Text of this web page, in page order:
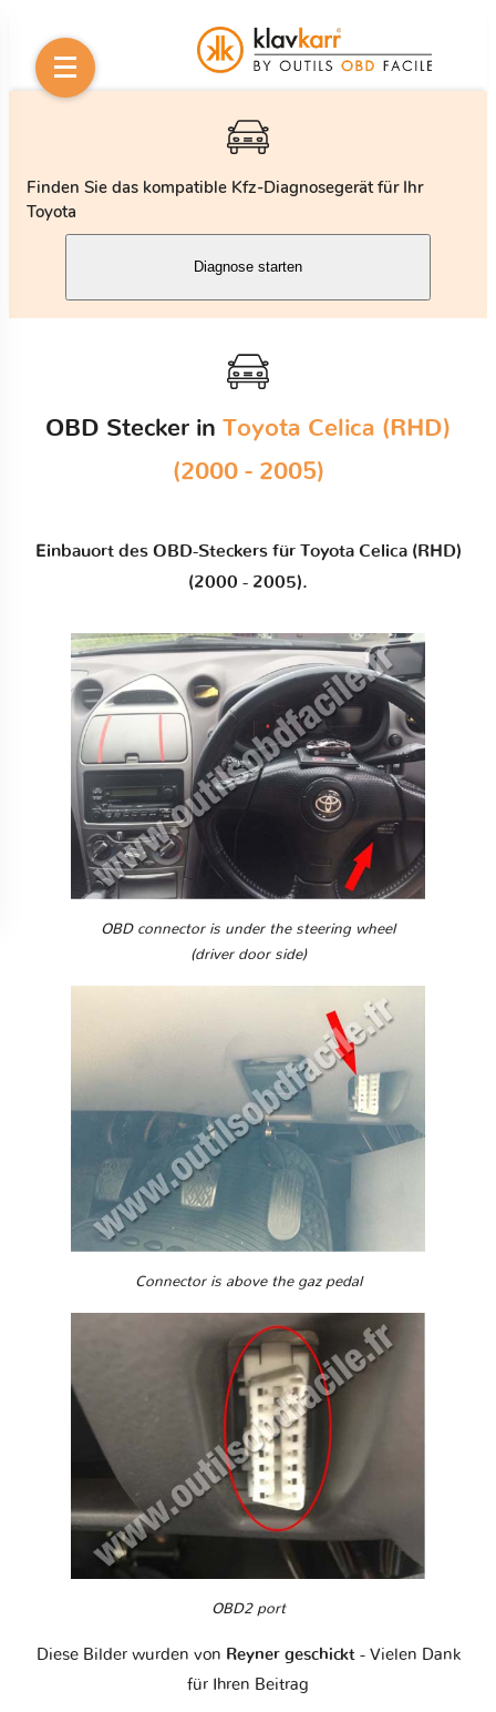
Finden Sie das kompatible Kfz-Diagnosegerät für Ihr
Toyota
Diagnose starten
OBD Stecker in Toyota Celica (RHD)
(2000 - 2005)
Einbauort des OBD-Steckers für Toyota Celica (RHD)
(2000 - 2005).
OBD connector is under the steering wheel
(driver door side)
Connector is above the gaz pedal
OBD2 port
Diese Bilder wurden von Reyner geschickt - Vielen Dank
für Ihren Beitrag